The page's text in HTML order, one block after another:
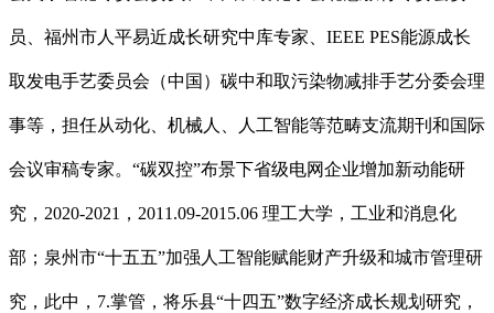
员、福州市人平易近成长研究中库专家、IEEE PES能源成长
取发电手艺委员会（中国）碳中和取污染物减排手艺分委会理
事等，担任从动化、机械人、人工智能等范畴支流期刊和国际
会议审稿专家。“碳双控”布景下省级电网企业增加新动能研
究，2020-2021，2011.09-2015.06 理工大学，工业和消息化
部；泉州市“十五五”加强人工智能赋能财产升级和城市管理研
究，此中，7.掌管，将乐县“十四五”数字经济成长规划研究，